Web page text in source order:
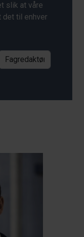
slik at våre
det til enhver